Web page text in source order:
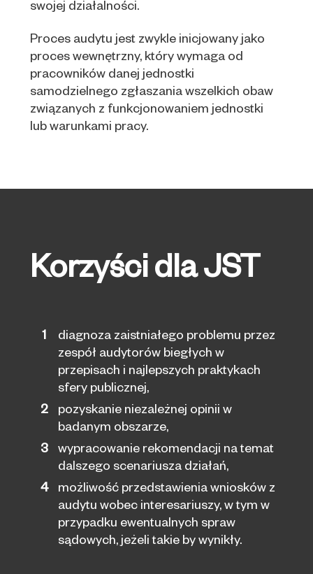
swojej działalności.
Proces audytu jest zwykle inicjowany jako
proces wewnętrzny, który wymaga od
pracowników danej jednostki
samodzielnego zgłaszania wszelkich obaw
związanych z funkcjonowaniem jednostki
lub warunkami pracy.
Korzyści dla JST
diagnoza zaistniałego problemu przez
zespół audytorów biegłych w
przepisach i najlepszych praktykach
sfery publicznej,
pozyskanie niezależnej opinii w
badanym obszarze,
wypracowanie rekomendacji na temat
dalszego scenariusza działań,
możliwość przedstawienia wniosków z
audytu wobec interesariuszy, w tym w
przypadku ewentualnych spraw
sądowych, jeżeli takie by wynikły.